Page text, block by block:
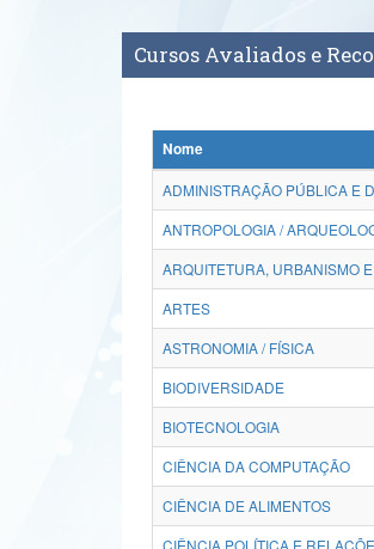
Cursos Avaliados e
Nome
ADMINISTRAÇÃO PÚBLICA E
ANTROPOLOGIA /
ARQUITETURA, URBANISMO
ARTES
ASTRONOMIA / FÍSICA
BIODIVERSIDADE
BIOTECNOLOGIA
CIÊNCIA DA COMPUTAÇÃO
CIÊNCIA DE ALIMENTOS
CIÊNCIA POLÍTICA E